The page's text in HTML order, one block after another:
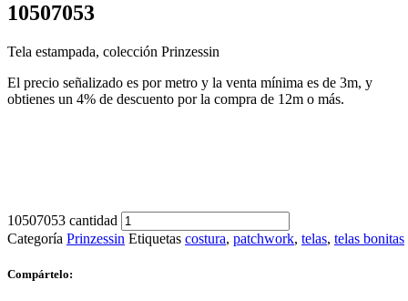
10507053
Tela estampada, colección Prinzessin
El precio señalizado es por metro y la venta mínima es de 3m, y
obtienes un 4% de descuento por la compra de 12m o más.
10507053 cantidad
Categoría Prinzessin Etiquetas costura, patchwork, telas, telas bonitas
Compártelo: